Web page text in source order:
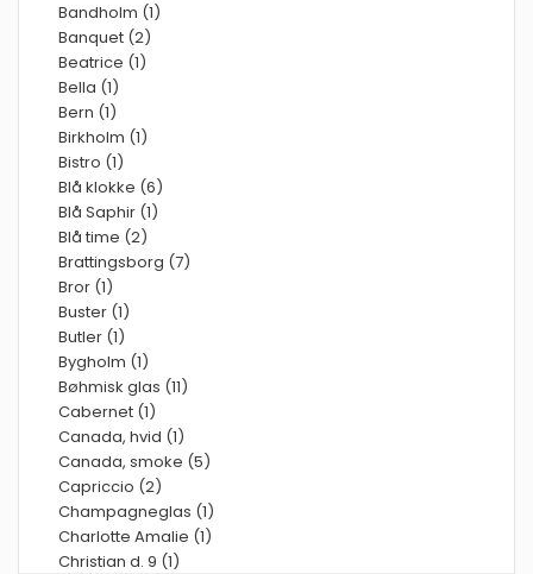
Bandholm (1)
Banquet (2)
Beatrice (1)
Bella (1)
Bern (1)
Birkholm (1)
Bistro (1)
Blå klokke (6)
Blå Saphir (1)
Blå time (2)
Brattingsborg (7)
Bror (1)
Buster (1)
Butler (1)
Bygholm (1)
Bøhmisk glas (11)
Cabernet (1)
Canada, hvid (1)
Canada, smoke (5)
Capriccio (2)
Champagneglas (1)
Charlotte Amalie (1)
Christian d. 9 (1)